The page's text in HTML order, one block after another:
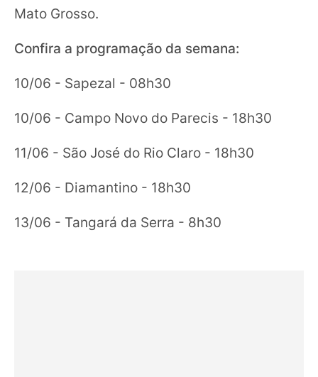
Mato Grosso.
Confira a programação da semana:
10/06 - Sapezal - 08h30
10/06 - Campo Novo do Parecis - 18h30
11/06 - São José do Rio Claro - 18h30
12/06 - Diamantino - 18h30
13/06 - Tangará da Serra - 8h30